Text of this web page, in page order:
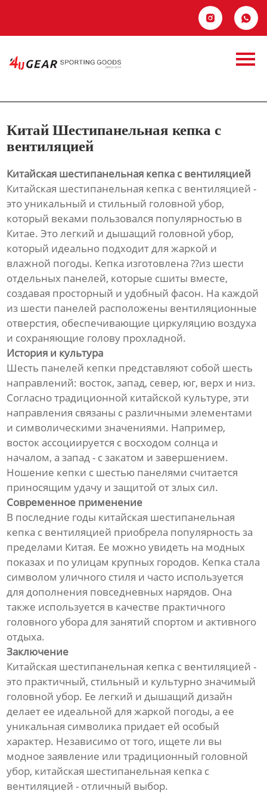
 
Контакты
Китай
вентиляцией
Китай Шестипанельная кепка с
вентиляцией
Китайская шестипанельная кепка с вентиляцией
Китайская шестипанельная кепка с вентиляцией -
это уникальный и стильный головной убор,
который веками пользовался популярностью в
Китае. Это легкий и дышащий головной убор,
который идеально подходит для жаркой и
влажной погоды. Кепка изготовлена ??из шести
отдельных панелей, которые сшиты вместе,
создавая просторный и удобный фасон. На каждой
из шести панелей расположены вентиляционные
отверстия, обеспечивающие циркуляцию воздуха
и сохраняющие голову прохладной.
История и культура
Шесть панелей кепки представляют собой шесть
направлений: восток, запад, север, юг, верх и низ.
Согласно традиционной китайской культуре, эти
направления связаны с различными элементами
и символическими значениями. Например,
восток ассоциируется с восходом солнца и
началом, а запад - с закатом и завершением.
Ношение кепки с шестью панелями считается
приносящим удачу и защитой от злых сил.
Современное применение
В последние годы китайская шестипанельная
кепка с вентиляцией приобрела популярность за
пределами Китая. Ее можно увидеть на модных
показах и по улицам крупных городов. Кепка стала
символом уличного стиля и часто используется
для дополнения повседневных нарядов. Она
также используется в качестве практичного
головного убора для занятий спортом и активного
отдыха.
Заключение
Китайская шестипанельная кепка с вентиляцией -
это практичный, стильный и культурно значимый
головной убор. Ее легкий и дышащий дизайн
делает ее идеальной для жаркой погоды, а ее
уникальная символика придает ей особый
характер. Независимо от того, ищете ли вы
модное заявление или традиционный головной
убор, китайская шестипанельная кепка с
вентиляцией - отличный выбор.